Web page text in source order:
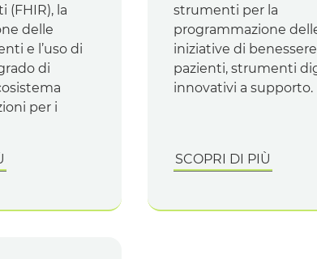
(FHIR), la
delle
e l’uso di
di
per i
strumenti per la
programmazione
iniziative di benessere
pazienti, strumenti
innovativi a supporto.
SCOPRI DI PIÙ